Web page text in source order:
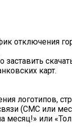
отключения
карт.
логотипов,
(СМС или
месяц!» или